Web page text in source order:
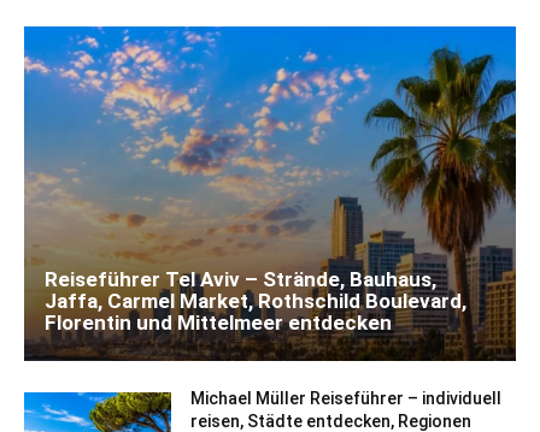
Reiseführer Tel Aviv – Strände, Bauhaus,
Jaffa, Carmel Market, Rothschild Boulevard,
Florentin und Mittelmeer entdecken
Michael Müller Reiseführer – individuell
reisen, Städte entdecken, Regionen